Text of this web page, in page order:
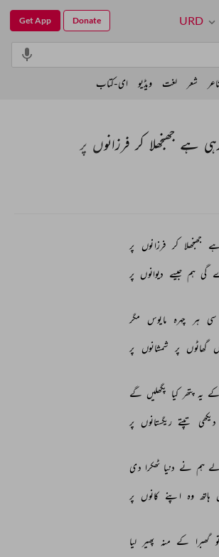
ہے جھنجھلا کر فرزانوں پر
جھنجھلا کر فرزانوں پر
گی ہم جیسے دیوانوں پر
سی ہر چہرہ مایوس مگر
گھاٹوں پر شمشانوں پر
کے یہ پتھر کیا پگھلیں گے
دیکھی تپتے ریگستانوں پر
ہم نے دنیا ٹھکرا دی
ہاتھ وہ اپنے کانوں پر
تو گھبرا کے منہ پھیر لیا
URD
Get App Donate
شعر لغت ویڈیو ای-کتاب